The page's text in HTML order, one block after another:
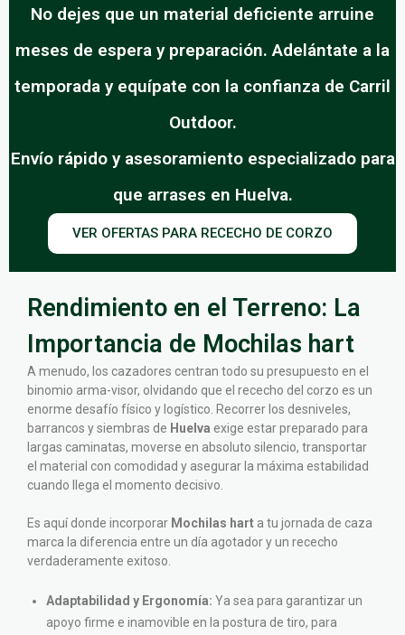
No dejes que un material deficiente arruine
meses de espera y preparación. Adelántate a la
temporada y equípate con la confianza de Carril
Outdoor.
Envío rápido y asesoramiento especializado para
que arrases en Huelva.
VER OFERTAS PARA RECECHO DE CORZO
Rendimiento en el Terreno: La
Importancia de Mochilas hart
A menudo, los cazadores centran todo su presupuesto en el
binomio arma-visor, olvidando que el rececho del corzo es un
enorme desafío físico y logístico. Recorrer los desniveles,
barrancos y siembras de Huelva exige estar preparado para
largas caminatas, moverse en absoluto silencio, transportar
el material con comodidad y asegurar la máxima estabilidad
cuando llega el momento decisivo.
Es aquí donde incorporar Mochilas hart a tu jornada de caza
marca la diferencia entre un día agotador y un rececho
verdaderamente exitoso.
Adaptabilidad y Ergonomía: Ya sea para garantizar un
apoyo firme e inamovible en la postura de tiro, para